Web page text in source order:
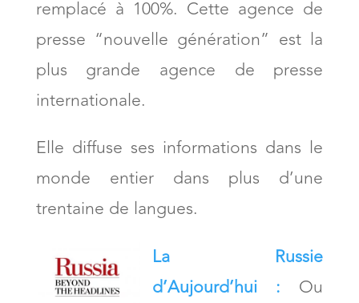
remplacé à 100%. Cette agence de
presse “nouvelle génération” est la
plus grande agence de presse
internationale.
Elle diffuse ses informations dans le
monde entier dans plus d’une
trentaine de langues.
La Russie
d’Aujourd’hui : Ou